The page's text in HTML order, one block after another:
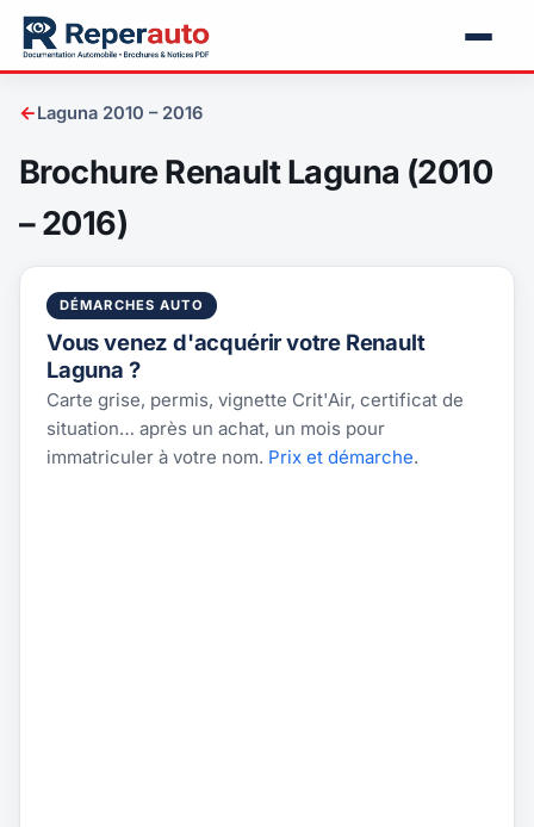
←Laguna 2010 – 2016
Brochure Renault Laguna (2010
– 2016)
DÉMARCHES AUTO
Vous venez d'acquérir votre Renault
Laguna ?
Carte grise, permis, vignette Crit'Air, certificat de
situation… après un achat, un mois pour
immatriculer à votre nom. Prix et démarche.